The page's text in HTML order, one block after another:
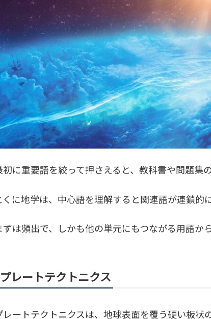
初に重要語を絞って押さえると、教科書や問題集
くに地学は、中心語を理解すると関連語が連鎖的
ずは頻出で、しかも他の単元にもつながる用語か
プレートテクトニクス
レートテクトニクスは、地球表面を覆う硬い板